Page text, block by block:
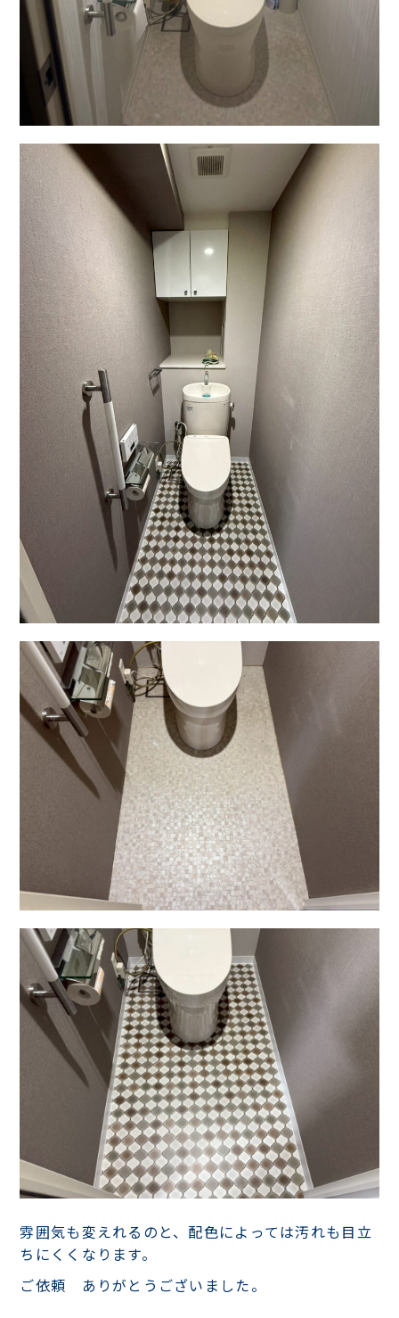
雰囲気も変えれるのと、配色によっては汚れも目立
ちにくくなります。
ご依頼 ありがとうございました。